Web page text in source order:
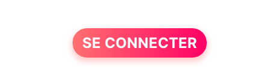
SE CONNECTER